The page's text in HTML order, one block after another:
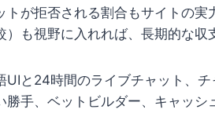
が拒否される割合もサイトの実
も視野に入れれば、長期的な収
UIと24時間のライブチャット、
勝手、ベットビルダー、キャッシ